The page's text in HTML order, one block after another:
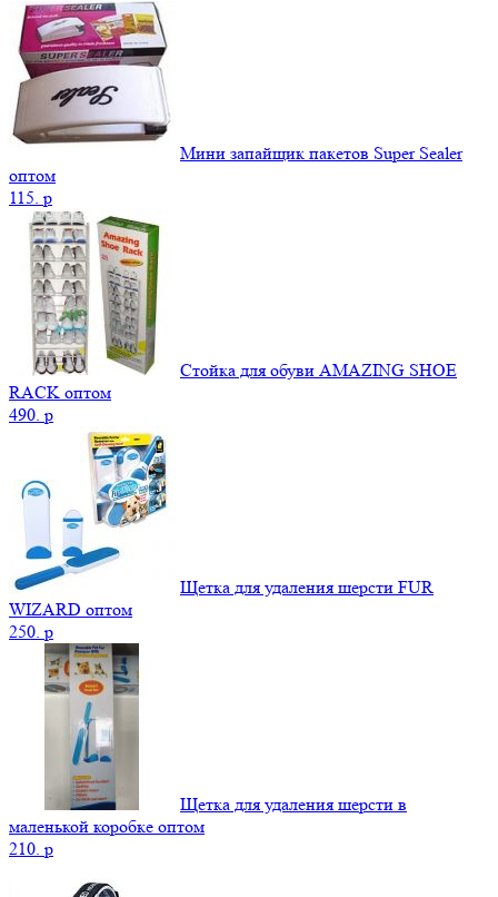
Мини запайщик пакетов Super Sealer
оптом
115. p
Стойка для обуви AMAZING SHOE
RACK оптом
490. p
Щетка для удаления шерсти FUR
WIZARD оптом
250. p
Щетка для удаления шерсти в
маленькой коробке оптом
210. p